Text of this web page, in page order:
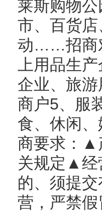
莱斯购物
市、百货
动……招商
上用品生
企业、旅
商户5、服
食、休闲
商要求：▲
关规定▲经
的、须提
营，严禁